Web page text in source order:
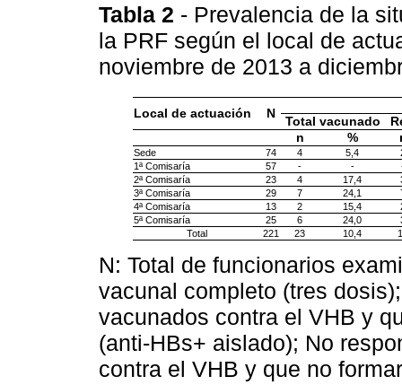
Tabla 2 - Prevalencia de la
la PRF según el local de
noviembre de 2013 a
Local de actuación N
Total vacunado
n
%
Sede 74 4 5,4
1ª Comisaría
57 - -
2ª Comisaría
23 4 17,4
3ª Comisaría
29 7 24,1
4ª Comisaría
13 2 15,4
5ª Comisaría
25 6 24,0
Total
221 23 10,4
N: Total de funcionarios
vacunal completo (tres
vacunados contra el VHB y
(anti-HBs+ aislado); No
contra el VHB y que no